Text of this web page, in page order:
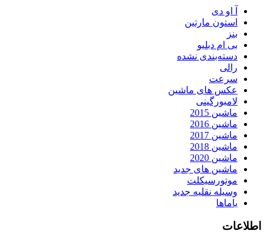
آ او دی
استون مارتین
بنز
بی ام دبلیو
دسته‌بندی نشده
رالی
سرعت
عکس های ماشین
لامبورگینی
ماشین 2015
ماشین 2016
ماشین 2017
ماشین 2018
ماشین 2020
ماشین های جدید
موتورسیکلت
وسیله نقلیه جدید
یاماها
اطلاعات